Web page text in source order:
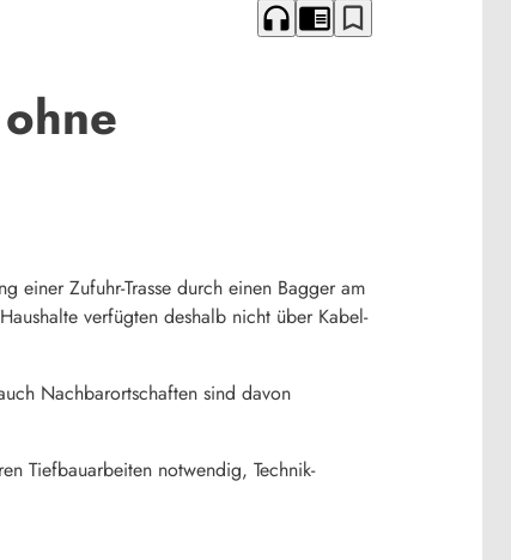
headphones chrome_reader_mode bookmark_border
einer Zufuhr-Trasse durch einen Bagger am
verfügten deshalb nicht über Kabel-
Nachbarortschaften sind davon
Tiefbauarbeiten notwendig, Technik-